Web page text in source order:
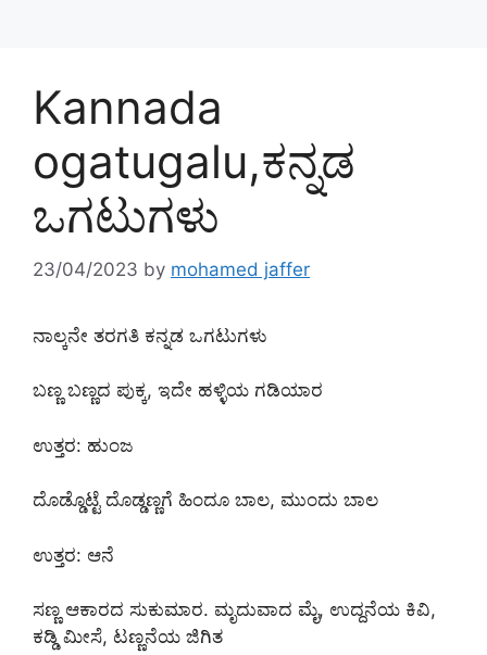
Kannada
ogatugalu,ಕನ್ನಡ
ಒಗಟುಗಳು
23/04/2023 by mohamed jaffer
ನಾಲ್ಕನೇ ತರಗತಿ ಕನ್ನಡ ಒಗಟುಗಳು
ಬಣ್ಣ ಬಣ್ಣದ ಪುಕ್ಕ, ಇದೇ ಹಳ್ಳಿಯ ಗಡಿಯಾರ
ಉತ್ತರ: ಹುಂಜ
ದೊಡ್ಡೊಟ್ಟೆ ದೊಡ್ಡಣ್ಣಗೆ ಹಿಂದೂ ಬಾಲ, ಮುಂದು ಬಾಲ
ಉತ್ತರ: ಆನೆ
ಸಣ್ಣ ಆಕಾರದ ಸುಕುಮಾರ. ಮೃದುವಾದ ಮೈ, ಉದ್ದನೆಯ ಕಿವಿ,
ಕಡ್ಡಿ ಮೀಸೆ, ಟಣ್ಣನೆಯ ಜಿಗಿತ